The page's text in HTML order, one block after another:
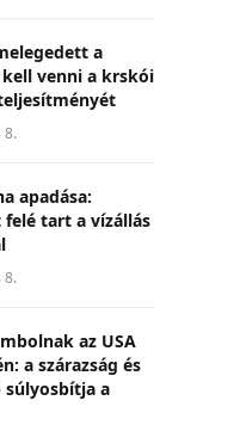
a
kell venni a krskói
8.
apadása:
tart a vízállás
8.
az USA
a szárazság és
súlyosbítja a